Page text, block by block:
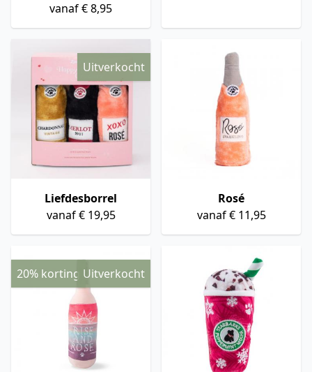
vanaf € 8,95
Liefdesborrel
vanaf € 19,95
Uitverkocht
Rosé
vanaf € 11,95
20% korting Uitverkocht